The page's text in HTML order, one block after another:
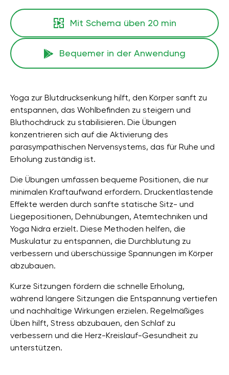
Mit Schema üben 20 min
Bequemer in der Anwendung
Yoga zur Blutdrucksenkung hilft, den Körper sanft zu
entspannen, das Wohlbefinden zu steigern und
Bluthochdruck zu stabilisieren. Die Übungen
konzentrieren sich auf die Aktivierung des
parasympathischen Nervensystems, das für Ruhe und
Erholung zuständig ist.
Die Übungen umfassen bequeme Positionen, die nur
minimalen Kraftaufwand erfordern. Druckentlastende
Effekte werden durch sanfte statische Sitz- und
Liegepositionen, Dehnübungen, Atemtechniken und
Yoga Nidra erzielt. Diese Methoden helfen, die
Muskulatur zu entspannen, die Durchblutung zu
verbessern und überschüssige Spannungen im Körper
abzubauen.
Kurze Sitzungen fördern die schnelle Erholung,
während längere Sitzungen die Entspannung vertiefen
und nachhaltige Wirkungen erzielen. Regelmäßiges
Üben hilft, Stress abzubauen, den Schlaf zu
verbessern und die Herz-Kreislauf-Gesundheit zu
unterstützen.